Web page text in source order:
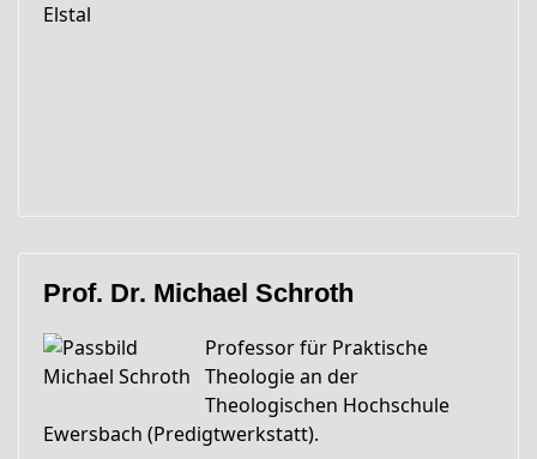
Elstal
Prof. Dr. Michael Schroth
Professor für Praktische
Theologie an der
Theologischen Hochschule
Ewersbach (Predigtwerkstatt).